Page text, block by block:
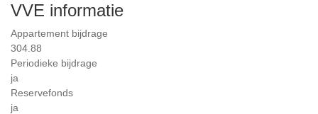
VVE informatie
Appartement bijdrage
304.88
Periodieke bijdrage
ja
Reservefonds
ja